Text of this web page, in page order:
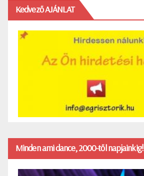
Kedvező AJÁNLAT
Minden ami dance, 2000-től napjainkig!